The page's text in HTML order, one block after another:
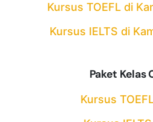
Kursus TOEFL di
Kursus IELTS di
Paket Kelas
Kursus